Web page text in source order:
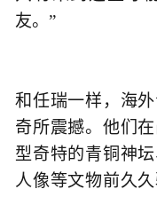
友。”
和任瑞一样，海
奇所震撼。他们
型奇特的青铜神
人像等文物前久